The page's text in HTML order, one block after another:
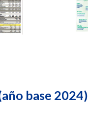
base 2024)